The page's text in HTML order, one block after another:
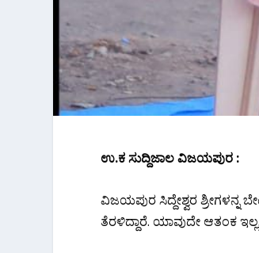
ಉ.ಕ ಸುದ್ದಿಜಾಲ ವಿಜಯಪುರ :
ವಿಜಯಪುರ ಸಿದ್ದೇಶ್ವರ ಶ್ರೀಗಳನ್ನ
ತೆರಳಿದ್ದಾರೆ. ಯಾವುದೇ ಆತಂಕ ಇಲ್ಲ.